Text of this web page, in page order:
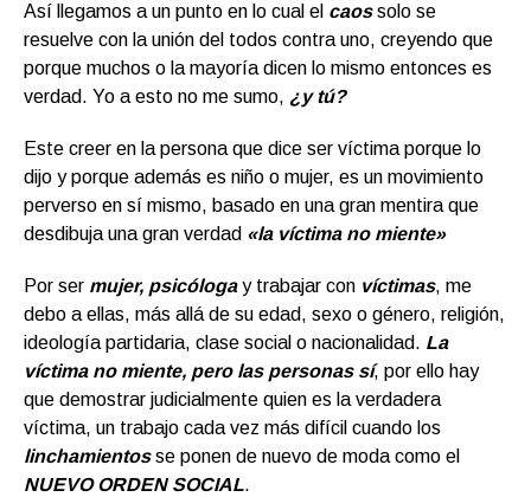
Así llegamos a un punto en lo cual el caossolo se
resuelve con la unión del todos contra uno, creyendo que
porque muchos o la mayoría dicen lo mismo entonces es
verdad. Yo a esto no me sumo, ¿y tú?
Este creer en la persona que dice ser víctima porque lo
dijo y porque además es niño o mujer, es un movimiento
perverso en sí mismo, basado en una gran mentira que
desdibuja una gran verdad «la víctima no miente»
Por ser mujer, psicólogay trabajar con víctimas, me
debo a ellas, más allá de su edad, sexo o género, religión,
ideología partidaria, clase social o nacionalidad. La
víctima no miente, pero las personas sí, por ello hay
que demostrar judicialmente quien es la verdadera
víctima, un trabajo cada vez más difícil cuando los
linchamientos se ponen de nuevo de moda como el
NUEVO ORDEN SOCIAL.